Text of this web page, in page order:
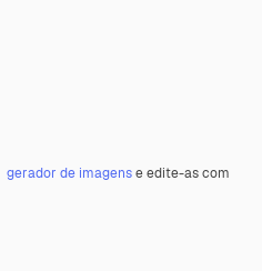
gerador de imagense edite-as com